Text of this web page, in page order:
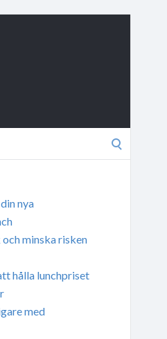
nya
minska risken
hålla lunchpriset
med